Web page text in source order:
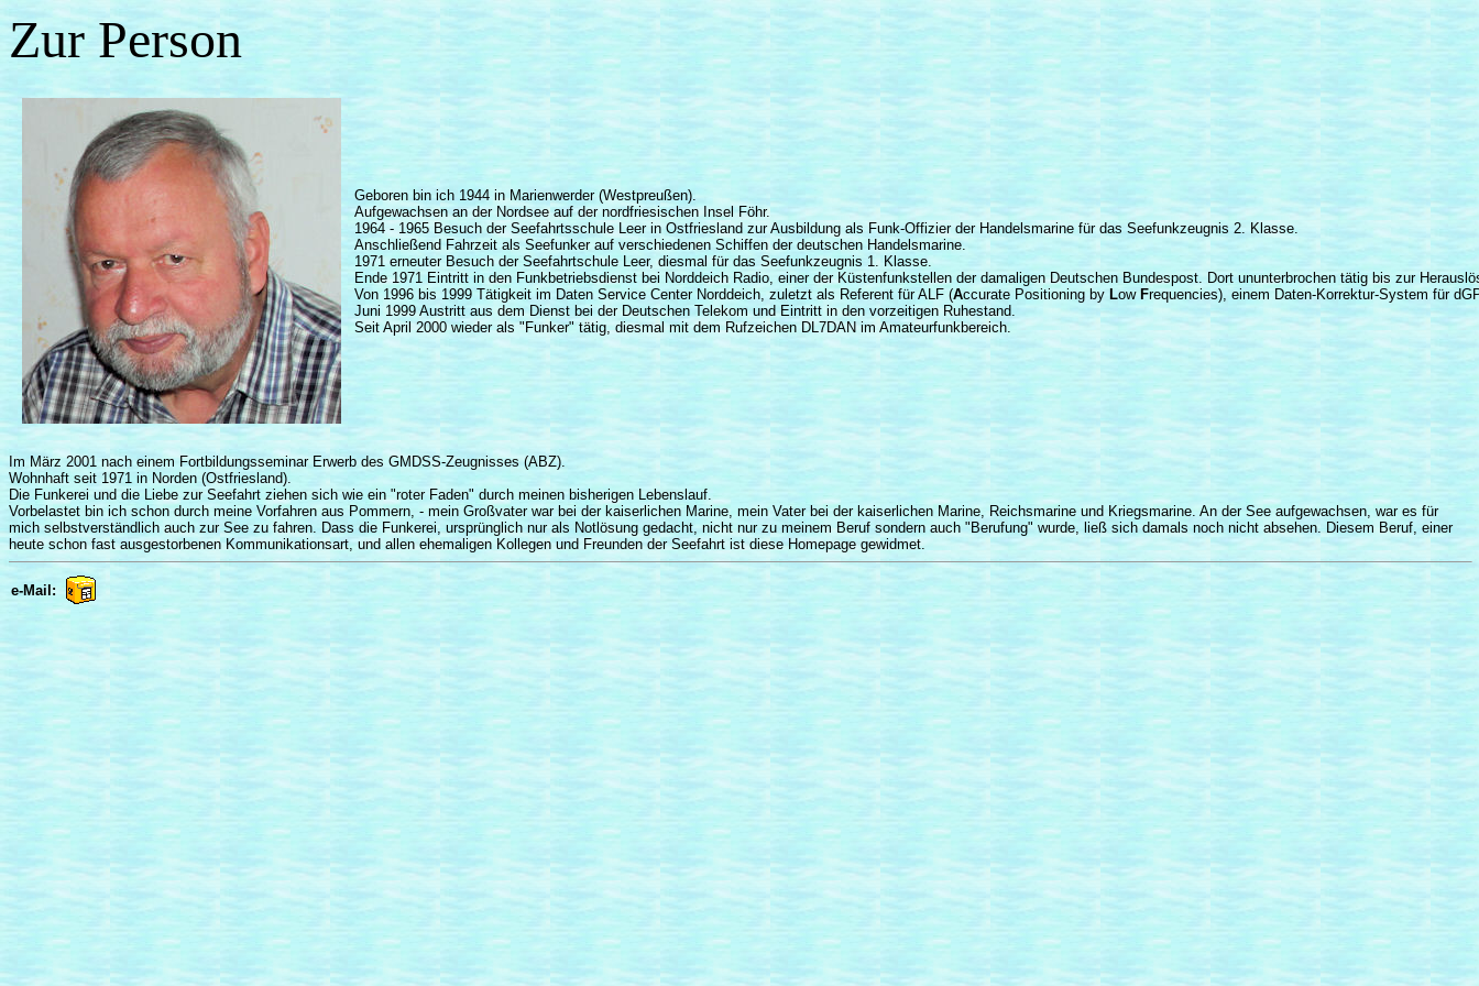
Zur Person
Geboren bin ich 1944 in Marienwerder (Westpreußen).
Aufgewachsen an der Nordsee auf der nordfriesischen Insel Föhr.
1964 - 1965 Besuch der Seefahrtsschule Leer in Ostfriesland zur Ausbildung als Funk-Offizier der Handelsmarine für das Seefunkzeugnis 2. Klasse.
Anschließend Fahrzeit als Seefunker auf verschiedenen Schiffen der deutschen Handelsmarine.
1971 erneuter Besuch der Seefahrtschule Leer, diesmal für das Seefunkzeugnis 1. Klasse.
Ende 1971 Eintritt in den Funkbetriebsdienst bei Norddeich Radio, einer der Küstenfunkstellen der damaligen Deutschen Bundespost. Dort ununterbrochen tätig bis zur
Von 1996 bis 1999 Tätigkeit im Daten Service Center Norddeich, zuletzt als Referent für ALF (Accurate Positioning by Low Frequencies), einem Daten-Korrektur-System für
Juni 1999 Austritt aus dem Dienst bei der Deutschen Telekom und Eintritt in den vorzeitigen Ruhestand.
Seit April 2000 wieder als "Funker" tätig, diesmal mit dem Rufzeichen DL7DAN im Amateurfunkbereich.
Im März 2001 nach einem Fortbildungsseminar Erwerb des GMDSS-Zeugnisses (ABZ).
Wohnhaft seit 1971 in Norden (Ostfriesland).
Die Funkerei und die Liebe zur Seefahrt ziehen sich wie ein "roter Faden" durch meinen bisherigen Lebenslauf.
Vorbelastet bin ich schon durch meine Vorfahren aus Pommern, - mein Großvater war bei der kaiserlichen Marine, mein Vater bei der kaiserlichen Marine, Reichsmarine und Kriegsmarine. An der See aufgewachsen, war es für
mich selbstverständlich auch zur See zu fahren. Dass die Funkerei, ursprünglich nur als Notlösung gedacht, nicht nur zu meinem Beruf sondern auch "Berufung" wurde, ließ sich damals noch nicht absehen. Diesem Beruf, einer
heute schon fast ausgestorbenen Kommunikationsart, und allen ehemaligen Kollegen und Freunden der Seefahrt ist diese Homepage gewidmet.
e-Mail: